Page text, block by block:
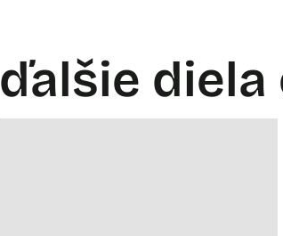
ďalšie diela